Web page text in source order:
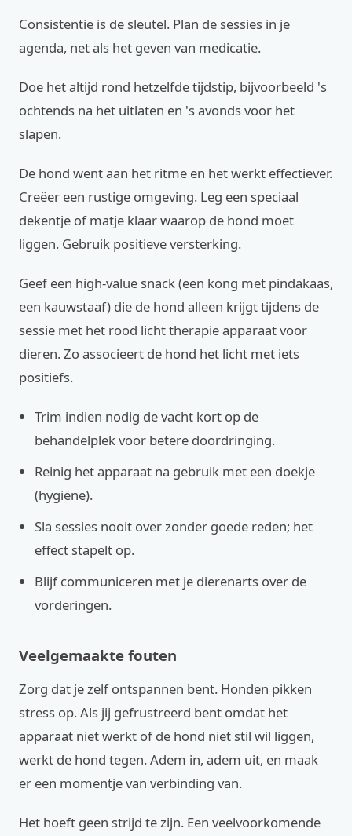
Consistentie is de sleutel. Plan de sessies in je
agenda, net als het geven van medicatie.
Doe het altijd rond hetzelfde tijdstip, bijvoorbeeld 's
ochtends na het uitlaten en 's avonds voor het
slapen.
De hond went aan het ritme en het werkt effectiever.
Creëer een rustige omgeving. Leg een speciaal
dekentje of matje klaar waarop de hond moet
liggen. Gebruik positieve versterking.
Geef een high-value snack (een kong met pindakaas,
een kauwstaaf) die de hond alleen krijgt tijdens de
sessie met het rood licht therapie apparaat voor
dieren. Zo associeert de hond het licht met iets
positiefs.
Trim indien nodig de vacht kort op de
behandelplek voor betere doordringing.
Reinig het apparaat na gebruik met een doekje
(hygiëne).
Sla sessies nooit over zonder goede reden; het
effect stapelt op.
Blijf communiceren met je dierenarts over de
vorderingen.
Veelgemaakte fouten
Zorg dat je zelf ontspannen bent. Honden pikken
stress op. Als jij gefrustreerd bent omdat het
apparaat niet werkt of de hond niet stil wil liggen,
werkt de hond tegen. Adem in, adem uit, en maak
er een momentje van verbinding van.
Het hoeft geen strijd te zijn. Een veelvoorkomende